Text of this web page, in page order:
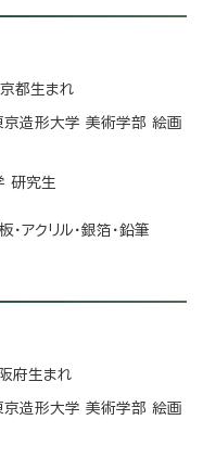
都生まれ
造形大学 美術学部 絵画
研究生
アクリル・銀箔・鉛筆
府生まれ
造形大学 美術学部 絵画